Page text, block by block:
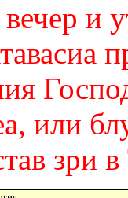
и
или
зри